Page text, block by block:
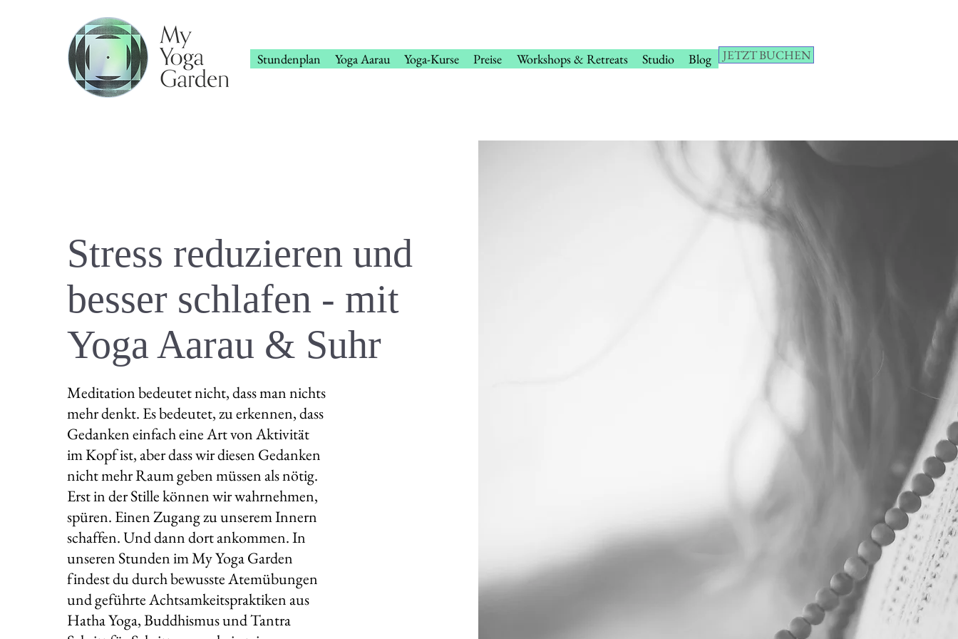
Stundenplan Yoga Aarau Yoga-Kurse Preise Workshops & Retreats Studio Blog JETZT BUCHEN
Stress reduzieren und
besser schlafen - mit
Yoga Aarau & Suhr
Meditation bedeutet nicht, dass man nichts
mehr denkt. Es bedeutet, zu erkennen, dass
Gedanken einfach eine Art von Aktivität
im Kopf ist, aber dass wir diesen Gedanken
nicht mehr Raum geben müssen als nötig.
Erst in der Stille können wir wahrnehmen,
spüren. Einen Zugang zu unserem Innern
schaffen. Und dann dort ankommen. In
unseren Stunden im My Yoga Garden
findest du durch bewusste Atemübungen
und geführte Achtsamkeitspraktiken aus
Hatha Yoga, Buddhismus und Tantra